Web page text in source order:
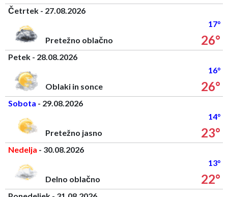
Četrtek - 27.08.2026
17°
Pretežno oblačno
26°
Petek - 28.08.2026
16°
Oblaki in sonce
26°
Sobota - 29.08.2026
14°
Pretežno jasno
23°
Nedelja - 30.08.2026
13°
Delno oblačno
22°